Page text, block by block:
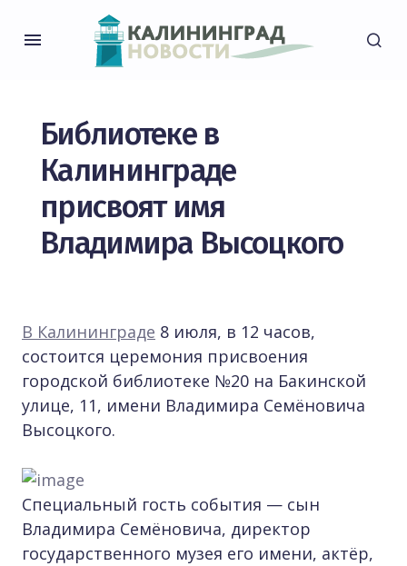
Библиотеке в
Калининграде
присвоят имя
Владимира Высоцкого
В Калининграде 8 июля, в 12 часов,
состоится церемония присвоения
городской библиотеке №20 на Бакинской
улице, 11, имени Владимира Семёновича
Высоцкого.
Специальный гость события — сын
Владимира Семёновича, директор
государственного музея его имени, актёр,